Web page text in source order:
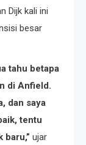
Dijk kali ini
besar
tahu betapa
di Anfield.
dan saya
tentu
baru,” ujar